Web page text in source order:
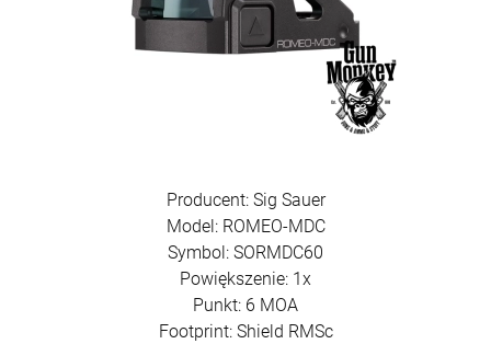
Producent: Sig Sauer
Model: ROMEO-MDC
Symbol: SORMDC60
Powiększenie: 1x
Punkt: 6 MOA
Footprint: Shield RMSc